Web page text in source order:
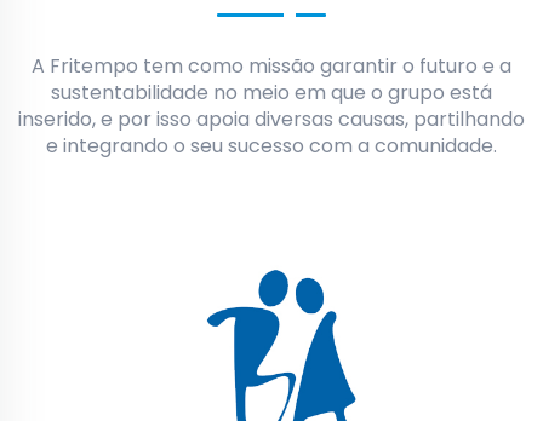
A Fritempo tem como missão garantir o futuro e a
sustentabilidade no meio em que o grupo está
inserido, e por isso apoia diversas causas, partilhando
e integrando o seu sucesso com a comunidade.